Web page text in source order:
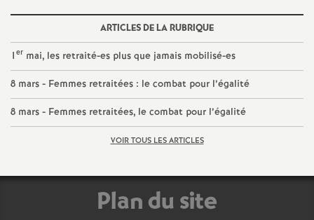
ARTICLES DE LA RUBRIQUE
1er mai, les retraité-es plus que jamais mobilisé-es
8 mars - Femmes retraitées : le combat pour l’égalité
8 mars - Femmes retraitées, le combat pour l’égalité
VOIR TOUS LES ARTICLES
Plan du site